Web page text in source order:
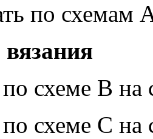
по схемам
по схеме В
по схеме С